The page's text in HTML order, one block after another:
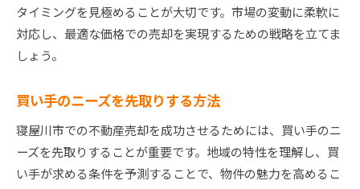
タイミングを見極めることが大切です。市場の変動に柔軟に
対応し、最適な価格での売却を実現するための戦略を立てま
しょう。
買い手のニーズを先取りする方法
寝屋川市での不動産売却を成功させるためには、買い手のニ
ーズを先取りすることが重要です。地域の特性を理解し、買
い手が求める条件を予測することで、物件の魅力を高めるこ